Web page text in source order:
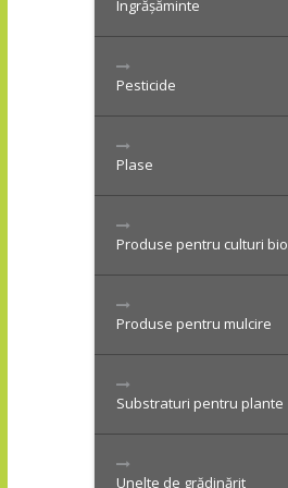
Îngrășăminte
Pesticide
Plase
Produse pentru culturi bio
Produse pentru mulcire
Substraturi pentru plante
Unelte de grădinărit